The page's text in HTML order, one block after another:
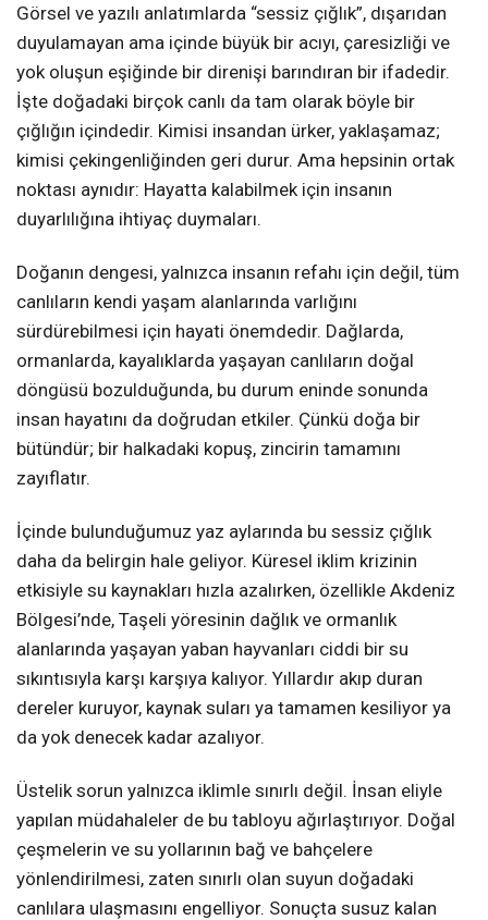
Görsel ve yazılı anlatımlarda “sessiz çığlık”, dışarıdan
duyulamayan ama içinde büyük bir acıyı, çaresizliği ve
yok oluşun eşiğinde bir direnişi barındıran bir ifadedir.
İşte doğadaki birçok canlı da tam olarak böyle bir
çığlığın içindedir. Kimisi insandan ürker, yaklaşamaz;
kimisi çekingenliğinden geri durur. Ama hepsinin ortak
noktası aynıdır: Hayatta kalabilmek için insanın
duyarlılığına ihtiyaç duymaları.
Doğanın dengesi, yalnızca insanın refahı için değil, tüm
canlıların kendi yaşam alanlarında varlığını
sürdürebilmesi için hayati önemdedir. Dağlarda,
ormanlarda, kayalıklarda yaşayan canlıların doğal
döngüsü bozulduğunda, bu durum eninde sonunda
insan hayatını da doğrudan etkiler. Çünkü doğa bir
bütündür; bir halkadaki kopuş, zincirin tamamını
zayıflatır.
İçinde bulunduğumuz yaz aylarında bu sessiz çığlık
daha da belirgin hale geliyor. Küresel iklim krizinin
etkisiyle su kaynakları hızla azalırken, özellikle Akdeniz
Bölgesi’nde, Taşeli yöresinin dağlık ve ormanlık
alanlarında yaşayan yaban hayvanları ciddi bir su
sıkıntısıyla karşı karşıya kalıyor. Yıllardır akıp duran
dereler kuruyor, kaynak suları ya tamamen kesiliyor ya
da yok denecek kadar azalıyor.
Üstelik sorun yalnızca iklimle sınırlı değil. İnsan eliyle
yapılan müdahaleler de bu tabloyu ağırlaştırıyor. Doğal
çeşmelerin ve su yollarının bağ ve bahçelere
yönlendirilmesi, zaten sınırlı olan suyun doğadaki
canlılara ulaşmasını engelliyor. Sonuçta susuz kalan